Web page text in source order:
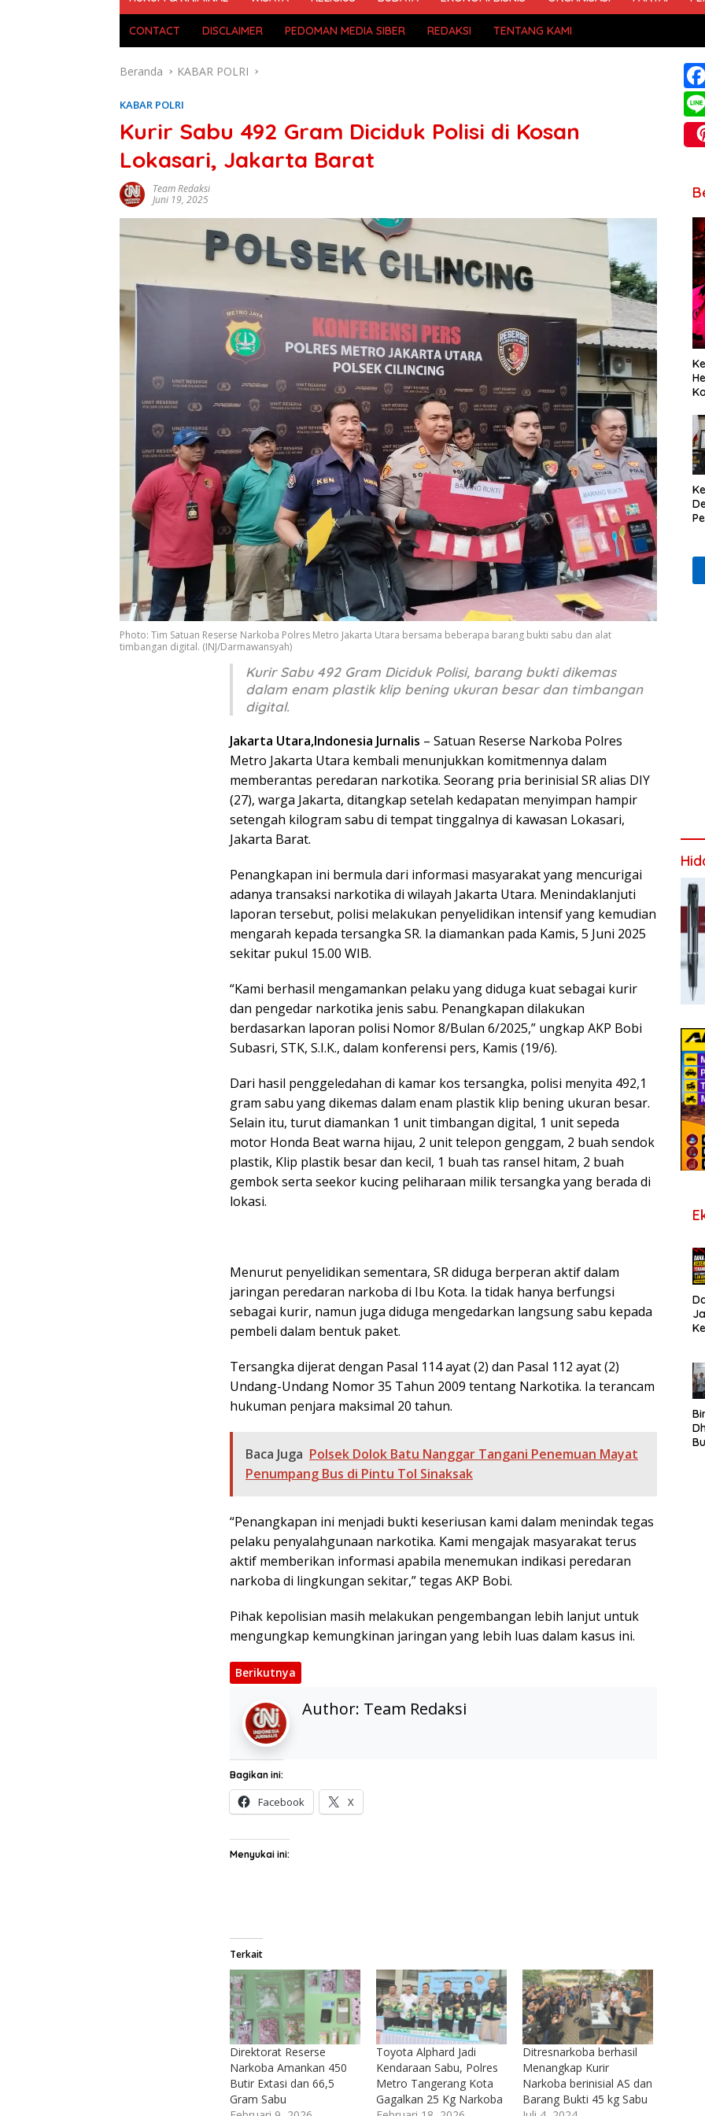
CONTACT DISCLAIMER PEDOMAN MEDIA SIBER REDAKSI TENTANG KAMI
Beranda KABAR POLRI
KABAR POLRI
Kurir Sabu 492 Gram Diciduk Polisi di Kosan
Lokasari, Jakarta Barat
Team Redaksi
Juni 19, 2025
Photo: Tim Satuan Reserse Narkoba Polres Metro Jakarta Utara bersama beberapa barang bukti sabu dan alat
timbangan digital. (INJ/Darmawansyah)
Kurir Sabu 492 Gram Diciduk Polisi, barang bukti dikemas
dalam enam plastik klip bening ukuran besar dan timbangan
digital.
Jakarta Utara,Indonesia Jurnalis – Satuan Reserse Narkoba Polres
Metro Jakarta Utara kembali menunjukkan komitmennya dalam
memberantas peredaran narkotika. Seorang pria berinisial SR alias DIY
(27), warga Jakarta, ditangkap setelah kedapatan menyimpan hampir
setengah kilogram sabu di tempat tinggalnya di kawasan Lokasari,
Jakarta Barat.
Penangkapan ini bermula dari informasi masyarakat yang mencurigai
adanya transaksi narkotika di wilayah Jakarta Utara. Menindaklanjuti
laporan tersebut, polisi melakukan penyelidikan intensif yang kemudian
mengarah kepada tersangka SR. Ia diamankan pada Kamis, 5 Juni 2025
sekitar pukul 15.00 WIB.
“Kami berhasil mengamankan pelaku yang diduga kuat sebagai kurir
dan pengedar narkotika jenis sabu. Penangkapan dilakukan
berdasarkan laporan polisi Nomor 8/Bulan 6/2025,” ungkap AKP Bobi
Subasri, STK, S.I.K., dalam konferensi pers, Kamis (19/6).
Dari hasil penggeledahan di kamar kos tersangka, polisi menyita 492,1
gram sabu yang dikemas dalam enam plastik klip bening ukuran besar.
Selain itu, turut diamankan 1 unit timbangan digital, 1 unit sepeda
motor Honda Beat warna hijau, 2 unit telepon genggam, 2 buah sendok
plastik, Klip plastik besar dan kecil, 1 buah tas ransel hitam, 2 buah
gembok serta seekor kucing peliharaan milik tersangka yang berada di
lokasi.
Menurut penyelidikan sementara, SR diduga berperan aktif dalam
jaringan peredaran narkoba di Ibu Kota. Ia tidak hanya berfungsi
sebagai kurir, namun juga diduga mengedarkan langsung sabu kepada
pembeli dalam bentuk paket.
Tersangka dijerat dengan Pasal 114 ayat (2) dan Pasal 112 ayat (2)
Undang-Undang Nomor 35 Tahun 2009 tentang Narkotika. Ia terancam
hukuman penjara maksimal 20 tahun.
Baca Juga Polsek Dolok Batu Nanggar Tangani Penemuan Mayat
Penumpang Bus di Pintu Tol Sinaksak
“Penangkapan ini menjadi bukti keseriusan kami dalam menindak tegas
pelaku penyalahgunaan narkotika. Kami mengajak masyarakat terus
aktif memberikan informasi apabila menemukan indikasi peredaran
narkoba di lingkungan sekitar,” tegas AKP Bobi.
Pihak kepolisian masih melakukan pengembangan lebih lanjut untuk
mengungkap kemungkinan jaringan yang lebih luas dalam kasus ini.
Berikutnya
Author: Team Redaksi
Bagikan ini:
Facebook X
Menyukai ini:
Terkait
Direktorat Reserse
Narkoba Amankan 450
Butir Extasi dan 66,5
Gram Sabu
Toyota Alphard Jadi
Kendaraan Sabu, Polres
Metro Tangerang Kota
Gagalkan 25 Kg Narkoba
Ditresnarkoba berhasil
Menangkap Kurir
Narkoba berinisial AS dan
Barang Bukti 45 kg Sabu